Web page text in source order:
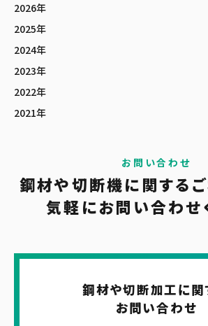
2026年
2025年
2024年
2023年
2022年
2021年
お問い合わせ
鋼材や切断機に関する
気軽にお問い合わせ
鋼材や切断加工に関
お問い合わせ